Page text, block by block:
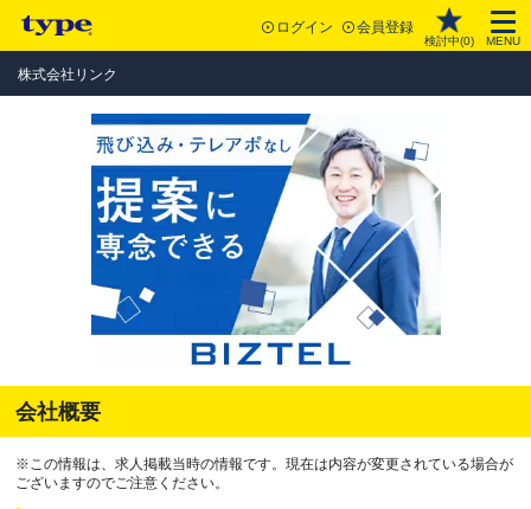
ログイン 会員登録
検討中(0) MENU
株式会社リンク
会社概要
※この情報は、求人掲載当時の情報です。現在は内容が変更されている場合が
ございますのでご注意ください。